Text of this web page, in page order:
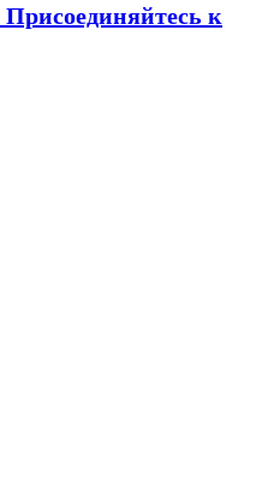
Присоединяйтесь к